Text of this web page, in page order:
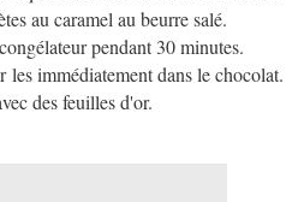
au caramel au beurre salé.
pendant 30 minutes.
les immédiatement dans le chocolat.
des feuilles d'or.